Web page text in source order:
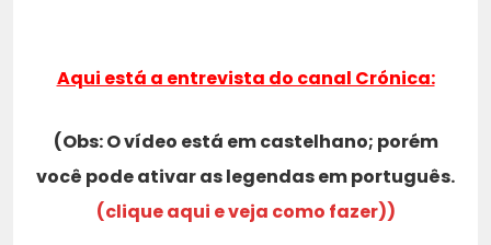
Aqui está a entrevista do canal Crónica:
(Obs: O vídeo está em castelhano; porém
você pode ativar as legendas em português.
(clique aqui e veja como fazer))